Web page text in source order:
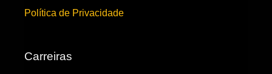
Política de Privacidade
Carreiras